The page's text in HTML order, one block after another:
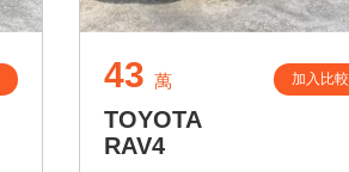
43 萬 加入比較
TOYOTA
RAV4